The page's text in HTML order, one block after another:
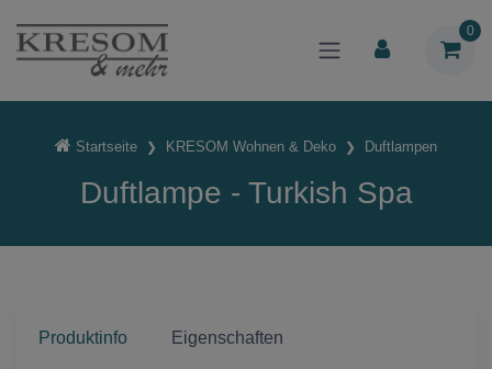
0
Startseite KRESOM Wohnen & Deko Duftlampen
Duftlampe - Turkish Spa
Produktinfo Eigenschaften